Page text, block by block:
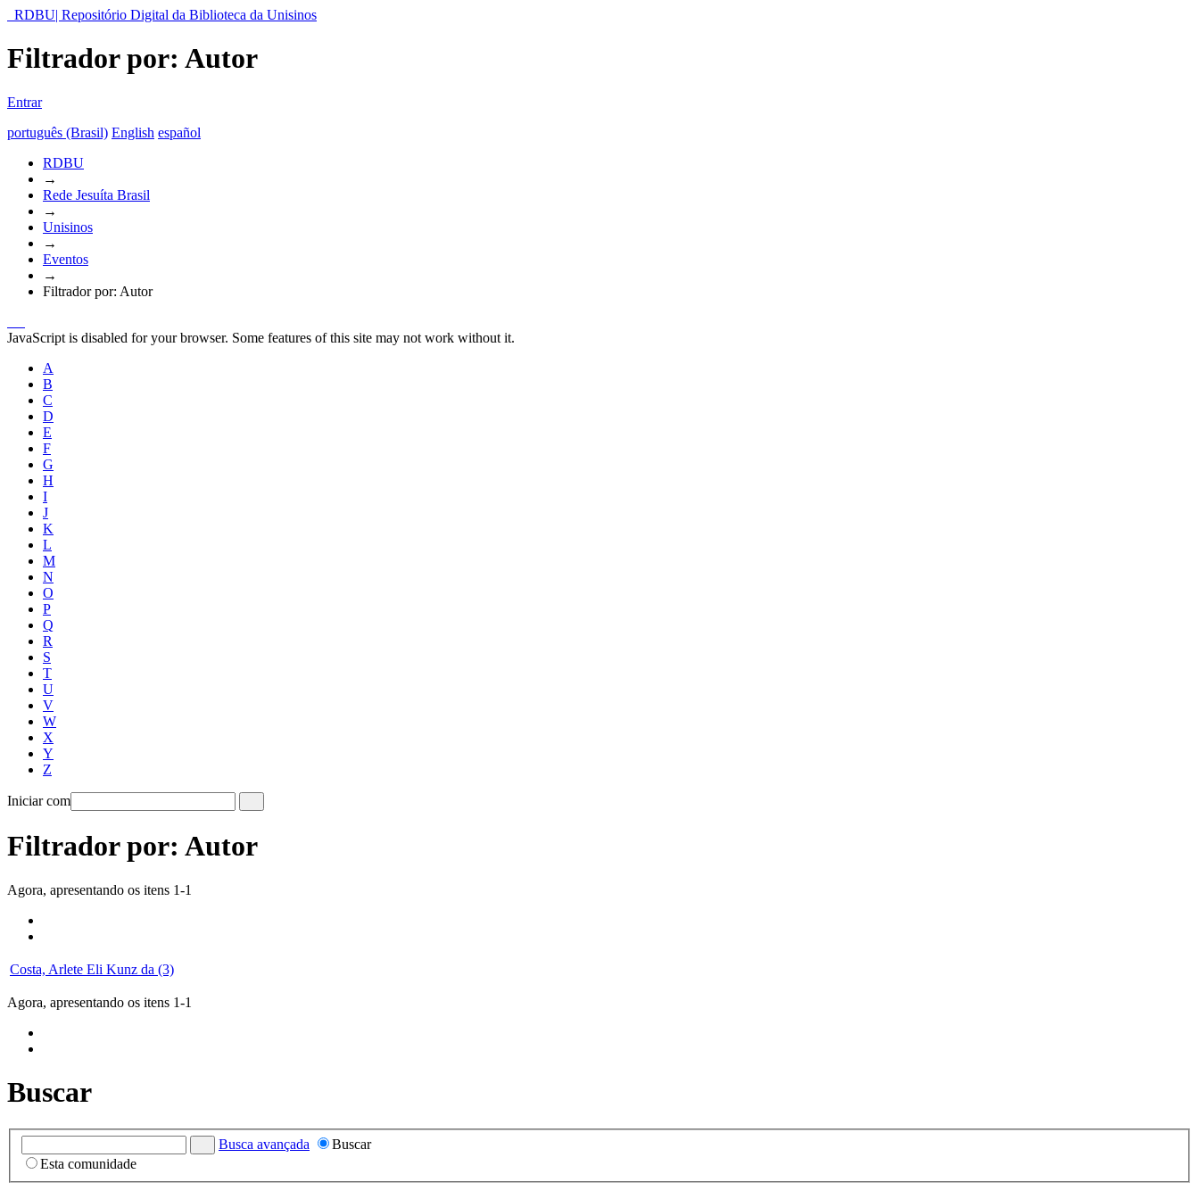
RDBU| Repositório Digital da Biblioteca da Unisinos
Filtrador por: Autor
Entrar
português (Brasil) English español
RDBU
→
Rede Jesuíta Brasil
→
Unisinos
→
Eventos
→
Filtrador por: Autor
JavaScript is disabled for your browser. Some features of this site may not work without it.
A
B
C
D
E
F
G
H
I
J
K
L
M
N
O
P
Q
R
S
T
U
V
W
X
Y
Z
Iniciar com
Filtrador por: Autor
Agora, apresentando os itens 1-1
Costa, Arlete Eli Kunz da (3)
Agora, apresentando os itens 1-1
Buscar
Busca avançada
Buscar
Esta comunidade